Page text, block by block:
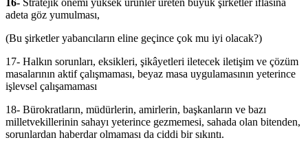
16- Stratejik önemi yüksek ürünler üreten büyük şirketler iflasına
adeta göz yumulması,
(Bu şirketler yabancıların eline geçince çok mu iyi olacak?)
17- Halkın sorunları, eksikleri, şikâyetleri iletecek iletişim ve çözüm
masalarının aktif çalışmaması, beyaz masa uygulamasının yeterince
işlevsel çalışamaması
18- Bürokratların, müdürlerin, amirlerin, başkanların ve bazı
milletvekillerinin sahayı yeterince gezmemesi, sahada olan bitenden,
sorunlardan haberdar olmaması da ciddi bir sıkıntı.